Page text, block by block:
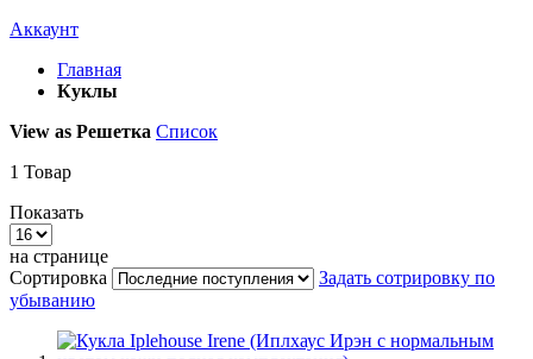
Аккаунт
Главная
Куклы
View as Решетка Список
1 Товар
Показать
на странице
Сортировка
Задать сотрировку по
убыванию